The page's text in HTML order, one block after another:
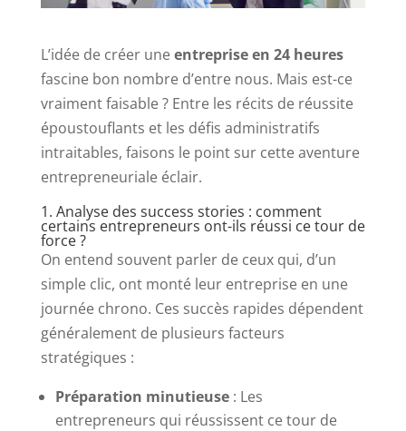
L’idée de créer uneentreprise en 24 heures
fascine bon nombre d’entre nous. Mais est-ce
vraiment faisable ? Entre les récits de réussite
époustouflants et les défis administratifs
intraitables, faisons le point sur cette aventure
entrepreneuriale éclair.
1. Analyse des success stories : comment
certains entrepreneurs ont-ils réussi ce tour de
force ?
On entend souvent parler de ceux qui, d’un
simple clic, ont monté leur entreprise en une
journée chrono. Ces succès rapides dépendent
généralement de plusieurs facteurs
stratégiques :
Préparation minutieuse: Les
entrepreneurs qui réussissent ce tour de